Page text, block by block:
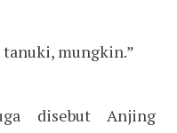
mungkin.”
disebut Anjing